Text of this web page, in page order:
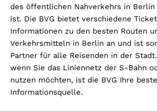
des öffentlichen Nahverkehrs in
ist. Die BVG bietet verschiedene
Informationen zu den besten Routen
Verkehrsmitteln in Berlin an und ist
Partner für alle Reisenden in der
wenn Sie das Liniennetz der S-Bahn
nutzen möchten, ist die BVG Ihre beste
Informationsquelle.